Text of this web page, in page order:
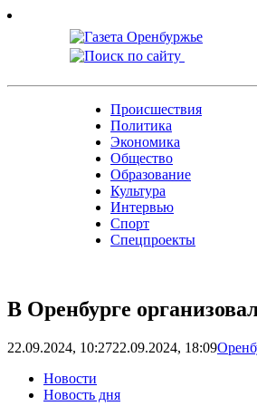
Skip
Происшествия
Политика
Экономика
Общество
Образование
Культура
Интервью
Спорт
Спецпроекты
В Оренбурге
22.09.2024, 10:2722.09.2024, 18:09
Новости
Новость дня